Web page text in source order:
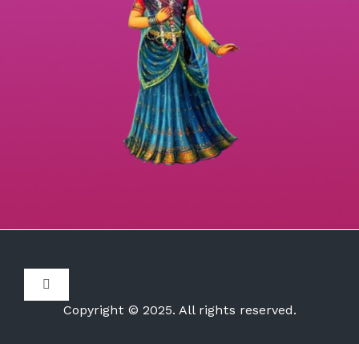
Toggle
Navigation
Copyright © 2025. All rights reserved.